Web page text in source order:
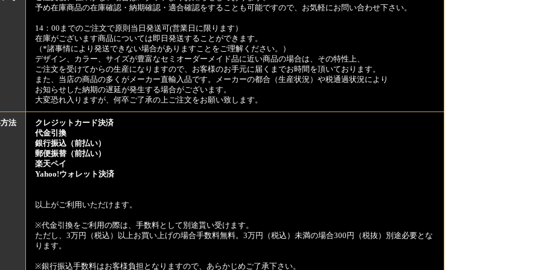
予め在庫商品の在庫確認・納期確認・適合確認をすることも可能ですので、お気軽にお問い合わせ下さい。
14：00までのご注文で原則当日発送可(営業日に限ります）
在庫がございます商品については即日発送することができます。
（*諸事情により発送できない場合がありますことをご理解ください。）
デザイン、カラー、サイズが豊富なセミオーダーメイド品に近い商品の場合は、その特性上、
ご注文を受けてからの生産になりますので、お客様のお手元に届くまでお時間を頂いております。
また、当店の商品の多くがメーカー直輸入品です。メーカーの都合（生産状況）や税通過状況により
お知らせした納期の遅延が発生する場合がございます。
大変恐れ入りますが、何卒ご了承の上ご注文をお願い致します。
法
クレジットカード決済
代金引換
銀行振込（前払い）
郵便振替（前払い）
楽天ペイ
Yahoo!ウォレット決済
以上がご利用いただけます。
※代金引換をご利用の際は、手数料として別途貰い受けます。
ただし、3万円（税込）以上お買い上げの場合手数料無料。3万円（税込）未満の場合300円（税抜）別途必要とな
ります。
※銀行振込手数料はお客様負担となりますので、あらかじめご了承下さい。